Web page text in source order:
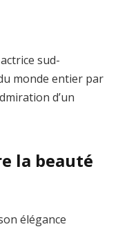
sud-
monde entier par
d’un
la beauté
élégance